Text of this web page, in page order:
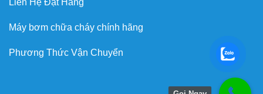
Liên Hệ Đặt Hàng
Máy bơm chữa cháy chính hãng
Phương Thức Vận Chuyển